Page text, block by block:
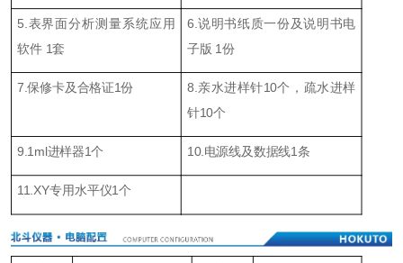
5.表界面分析测量系统应用
软件 1套
6.说明书纸质一份及说明书电
子版 1份
7.保修卡及合格证1份
8.亲水进样针10个，疏水进样
针10个
9.1ml进样器1个 10.电源线及数据线1条
11.XY专用水平仪1个